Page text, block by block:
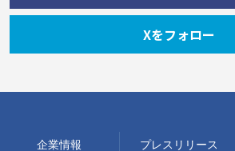
Xをフォロー
企業情報 プレスリリース